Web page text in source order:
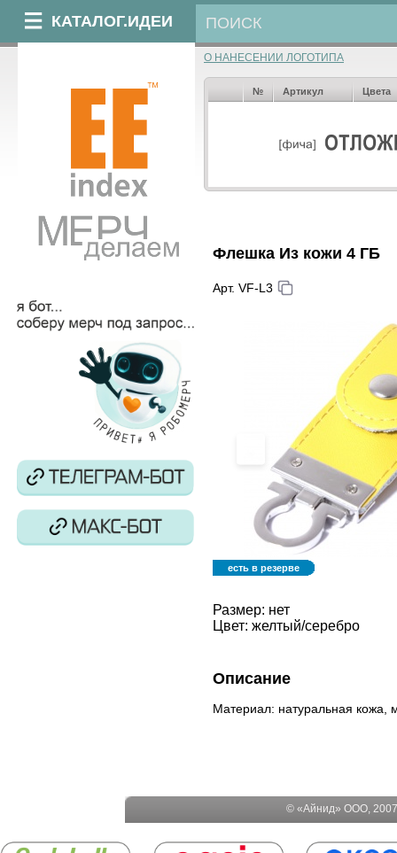
КАТАЛОГ.ИДЕИ
О НАНЕСЕНИИ ЛОГОТИПА
№ Артикул Цвета
Флешка Из кожи 4 ГБ
Арт. VF-L3
есть в резерве
Размер: нет
Цвет: желтый/серебро
Описание
Материал: натуральная кожа,
© «Айнид» ООО,